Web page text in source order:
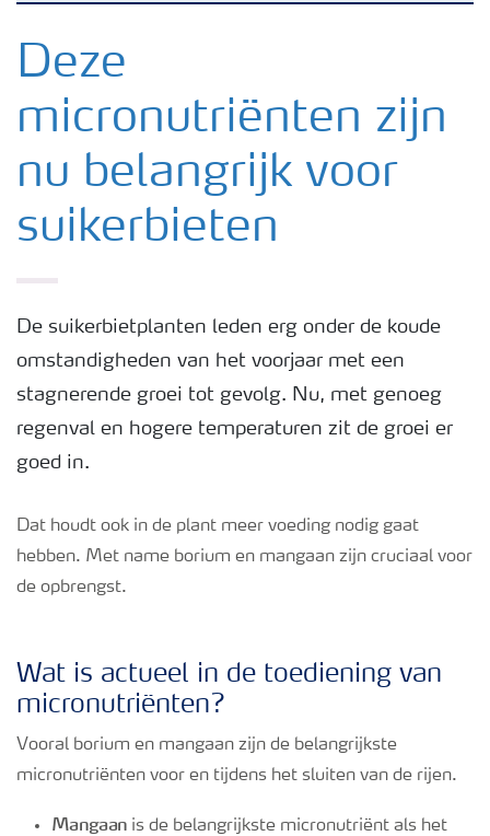
Gewassen
Meststoffen
Grow the future
Meststoffen veiligheid
Podcasts
Webinars
Deze
micronutriënten zijn
nu belangrijk voor
suikerbieten
De suikerbietplanten leden erg onder de koude
omstandigheden van het voorjaar met een
stagnerende groei tot gevolg. Nu, met genoeg
regenval en hogere temperaturen zit de groei er
goed in.
Dat houdt ook in de plant meer voeding nodig gaat
hebben. Met name borium en mangaan zijn cruciaal voor
de opbrengst.
Wat is actueel in de toediening van
micronutriënten?
Vooral borium en mangaan zijn de belangrijkste
micronutriënten voor en tijdens het sluiten van de rijen.
Mangaan is de belangrijkste micronutriënt als het